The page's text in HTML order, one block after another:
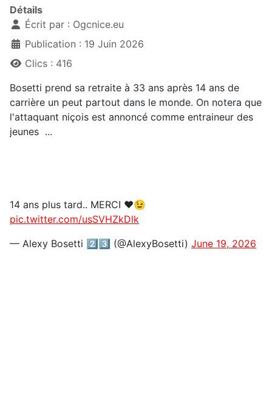
Détails
Écrit par : Ogcnice.eu
Publication : 19 Juin 2026
Clics : 416
Bosetti prend sa retraite à 33 ans après 14 ans de
carrière un peut partout dans le monde. On notera que
l'attaquant niçois est annoncé comme entraineur des
jeunes ...
14 ans plus tard.. MERCI ♥️😉
pic.twitter.com/usSVHZkDlk
— Alexy Bosetti 2️⃣3️⃣ (@AlexyBosetti) June 19, 2026